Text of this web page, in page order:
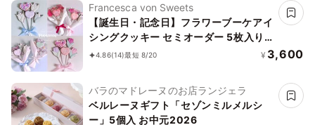
Francesca von Sweets
【誕生日・記念日】フラワーブーケアイ
シングクッキー セミオーダー 5枚入り
お中元2026
4.86(14)最短 8/20 ¥ 3,600
バラのマドレーヌのお店ランジェラ
ベルレーヌギフト「セゾンミルメルシ
ー」5個入 お中元2026